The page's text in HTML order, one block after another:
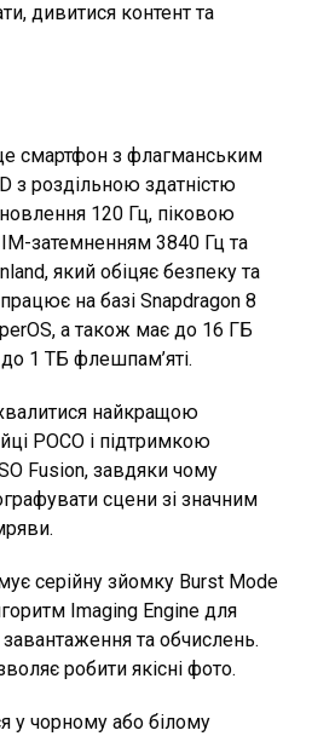
дивитися контент та
смартфон з флагманським
з роздільною здатністю
120 Гц, піковою
затемненням 3840 Гц та
який обіцяє безпеку та
на базі Snapdragon 8
а також має до 16 ГБ
до 1 ТБ флешпам’яті.
найкращою
POCO і підтримкою
Fusion, завдяки чому
сцени зі значним
серійну зйомку Burst Mode
Imaging Engine для
та обчислень.
робити якісні фото.
у чорному або білому